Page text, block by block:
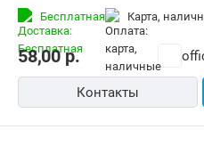
использовать их, как
Оракулов по одной в конце
прояснения толкования.
арканами и использовать в
применять Оракулы по
неопределенной ситуации,
Бесплатная карта,
58,00р.
Контакты